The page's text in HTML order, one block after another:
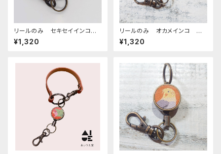
リールのみ セキセイインコ
レインボー ブラウン せきせ
いいんこ
¥1,320
リールのみ オカメインコ ア
ルビノ グリーン ぽわんシリ
ーズ おかめいんこ
¥1,320